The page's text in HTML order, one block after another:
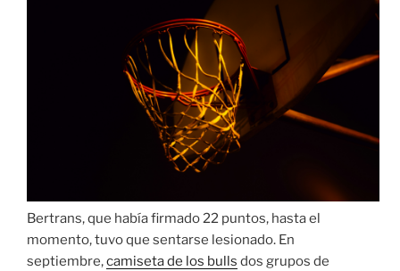
Bertrans, que había firmado 22 puntos, hasta el
momento, tuvo que sentarse lesionado. En
septiembre,camiseta de los bulls dos grupos de